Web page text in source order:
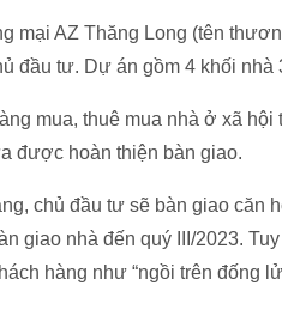
mại AZ Thăng Long (tên
đầu tư. Dự án gồm 4 khối nhà
mua, thuê mua nhà ở xã
được hoàn thiện bàn giao.
chủ đầu tư sẽ bàn giao căn
giao nhà đến quý III/2023.
hàng như “ngồi trên đống